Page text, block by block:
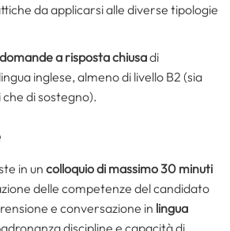
da applicarsi alle diverse tipologie
a risposta chiusadi
inglese, almeno di livello B2 (sia
di sostegno).
in un colloquio di massimo 30 minuti
delle competenze del candidato
e conversazione in lingua